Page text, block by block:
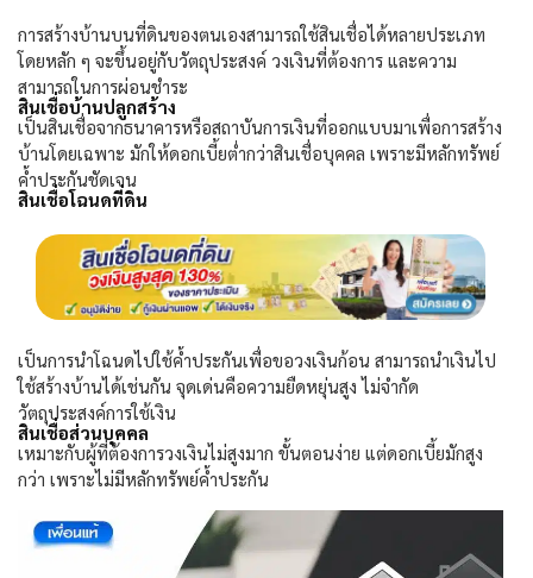
การสร้างบ้านบนที่ดินของตนเองสามารถใช้สินเชื่อได้หลายประเภท
โดยหลัก ๆ จะขึ้นอยู่กับวัตถุประสงค์ วงเงินที่ต้องการ และความ
สามารถในการผ่อนชำระ
สินเชื่อบ้านปลูกสร้าง
เป็นสินเชื่อจากธนาคารหรือสถาบันการเงินที่ออกแบบมาเพื่อการสร้าง
บ้านโดยเฉพาะ มักให้ดอกเบี้ยต่ำกว่าสินเชื่อบุคคล เพราะมีหลักทรัพย์
ค้ำประกันชัดเจน
สินเชื่อโฉนดที่ดิน
เป็นการนำโฉนดไปใช้ค้ำประกันเพื่อขอวงเงินก้อน สามารถนำเงินไป
ใช้สร้างบ้านได้เช่นกัน จุดเด่นคือความยืดหยุ่นสูง ไม่จำกัด
วัตถุประสงค์การใช้เงิน
สินเชื่อส่วนบุคคล
เหมาะกับผู้ที่ต้องการวงเงินไม่สูงมาก ขั้นตอนง่าย แต่ดอกเบี้ยมักสูง
กว่า เพราะไม่มีหลักทรัพย์ค้ำประกัน